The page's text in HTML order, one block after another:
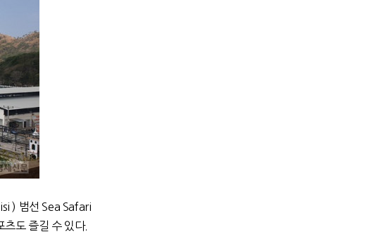
) 범선 Sea Safari
도 즐길 수 있다.